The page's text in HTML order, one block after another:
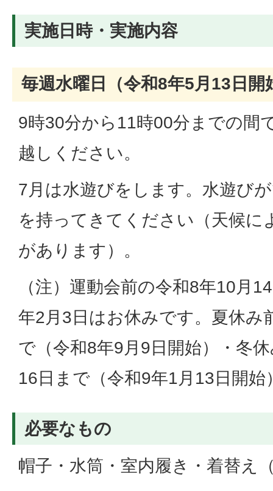
実施日時・実施内容
毎週水曜日（令和8年5月13日開
9時30分から11時00分までの間
越しください。
7月は水遊びをします。水遊び
を持ってきてください（天候に
があります）。
（注）運動会前の令和8年10月
年2月3日はお休みです。夏休み
で（令和8年9月9日開始）・冬
16日まで（令和9年1月13日開始
必要なもの
帽子・水筒・室内履き・着替え